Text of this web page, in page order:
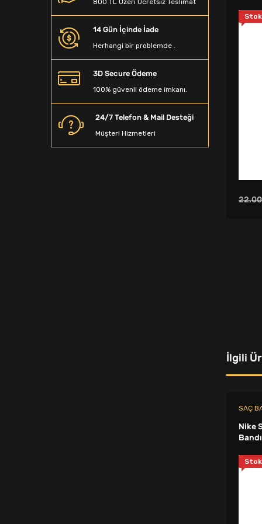
Dalış Aksesuarları
Sporcu Saç Bandı
Kamp Matarası
Boyunluk
Ağırlık Sehpaları
800 TL Üzeri Ücretsiz Teslimat
14 Gün İçinde İade
Herhangi bir problemde .
3D Secure Ödeme
100% güvenli ödeme imkanı.
24/7 Telefon & Mail Desteği
Müşteri Hizmetleri
İlgili
SAÇ
Nike
Bandı